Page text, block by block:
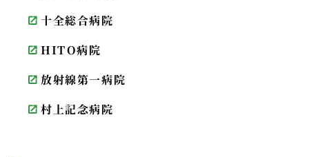
十全総合病院
HITO病院
放射線第一病院
村上記念病院